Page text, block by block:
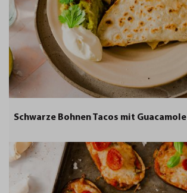
Schwarze Bohnen Tacos mit Guacamole